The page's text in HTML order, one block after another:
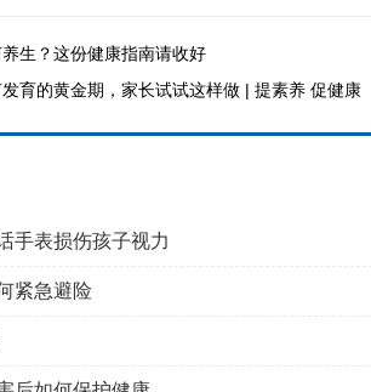
生？这份健康指南请收好
育的黄金期，家长试试这样做 | 提素养 促健康
手表损伤孩子视力
紧急避险